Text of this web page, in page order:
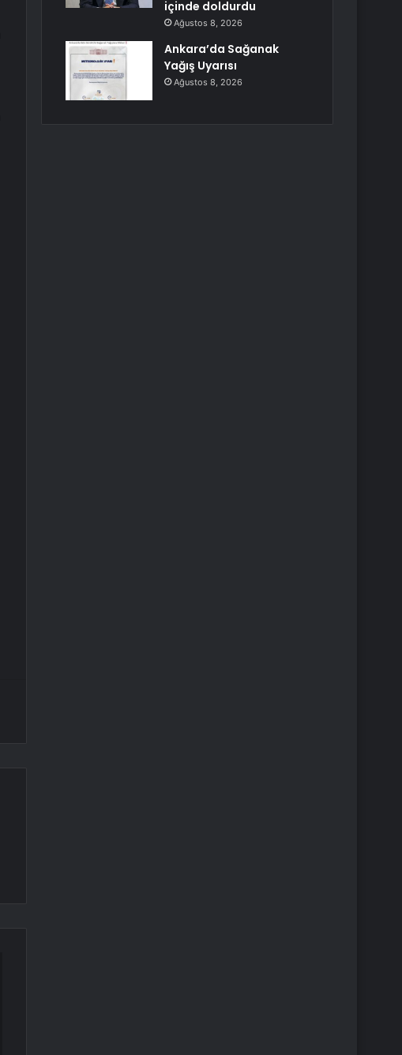
içinde doldurdu
Ağustos 8, 2026
Ankara’da Sağanak
Yağış Uyarısı
Ağustos 8, 2026